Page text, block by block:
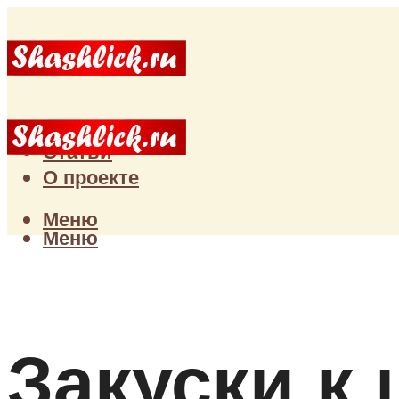
Главная
Статьи
О проекте
Меню
Меню